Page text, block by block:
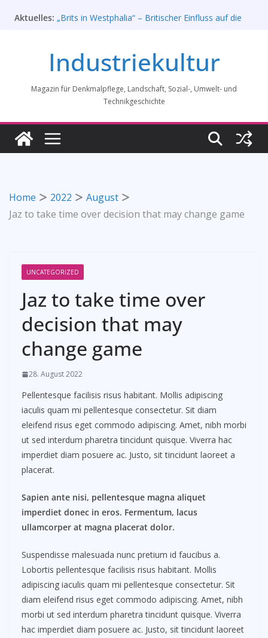
Inhalt
Aktuelles: „Brits in Westphalia“ – Britischer Einfluss auf die
werden – Erfolgreiche Demo am 1. August 2026
Prof. Dr. Rainer Slotta (1.5.1946-16.6.2026)
Vereins für Gussstahlfabrikation 1860 -1945:
Ausstellung in Bochum vom 28. Mai 2026 bis 31.
Rahmenprogramm der Tagung des
Bundesverbands Industriekultur in Augsburg 11/26
Industriekultur
Magazin für Denkmalpflege, Landschaft, Sozial-, Umwelt- und
Technikgeschichte
Home 2022
August
Jaz to take time over decision that may change game
UNCATEGORIZED
Jaz to take time over
decision that may
change game
28. August 2022
Pellentesque facilisis risus habitant. Mollis adipiscing
iaculis quam mi pellentesque consectetur. Sit diam
eleifend risus eget commodo adipiscing. Amet, nibh morbi
ut sed interdum pharetra tincidunt quisque. Viverra hac
imperdiet diam posuere ac. Justo, sit tincidunt laoreet a
placerat.
Sapien ante nisi, pellentesque magna aliquet
imperdiet donec in eros. Fermentum, lacus
ullamcorper at magna placerat dolor.
Suspendisse malesuada nunc pretium id faucibus a.
Lobortis pellentesque facilisis risus habitant. Mollis
adipiscing iaculis quam mi pellentesque consectetur. Sit
diam eleifend risus eget commodo adipiscing. Amet, nibh
morbi ut sed interdum pharetra tincidunt quisque. Viverra
hac imperdiet diam posuere ac. Justo, sit tincidunt laoreet